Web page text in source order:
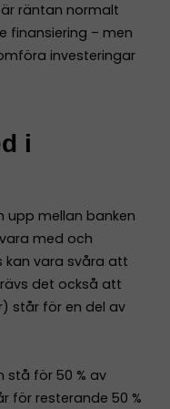
räntan normalt
finansiering – men
investeringar
i
upp mellan banken
med och
kan vara svåra att
det också att
står för en del av
stå för 50 % av
för resterande 50 %